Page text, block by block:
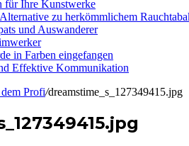
für Ihre Kunstwerke
zu herkömmlichem
und Auswanderer
in Farben eingefangen
Effektive Kommunikation
Profi/dreamstime_s_127349415.jpg